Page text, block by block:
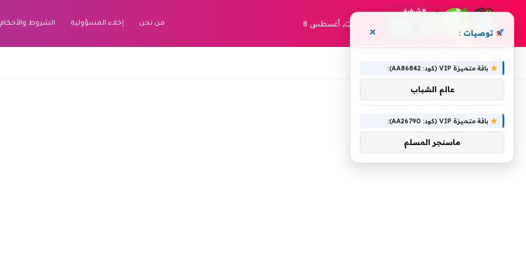
السبت, أغسطس 8 من نحن إخلاء المسؤولية الشروط والأحكام
الرئيسية » لامب
لامب
توصيات : ×
باقة متميزة VIP (كود: AA86842):
عالم الشباب
باقة متميزة VIP (كود: AA26790):
ماسنجر المسلم